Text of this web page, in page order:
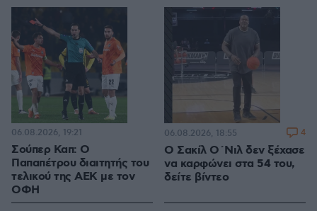
Σούπερ Καπ: Ο
Παπαπέτρου διαιτητής του
τελικού της ΑΕΚ με τον
ΟΦΗ
06.08.2026, 19:21
Ο Σακίλ Ο΄Νιλ δεν ξέχασε
να καρφώνει στα 54 του,
δείτε βίντεο
06.08.2026, 18:55 4